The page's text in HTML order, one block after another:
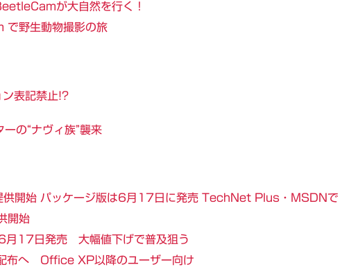
が大自然を行く！
で野生動物撮影の旅
表記禁止!?
の“ナヴィ族”襲来
開始 パッケージ版は6月17日に発売 TechNet Plus・MSDNで
開始
月17日発売 大幅値下げで普及狙う
布へ Office XP以降のユーザー向け